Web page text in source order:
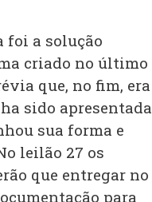
foi a solução
criado no último
que, no fim, era
sido apresentada
sua forma e
leilão 27 os
que entregar no
para